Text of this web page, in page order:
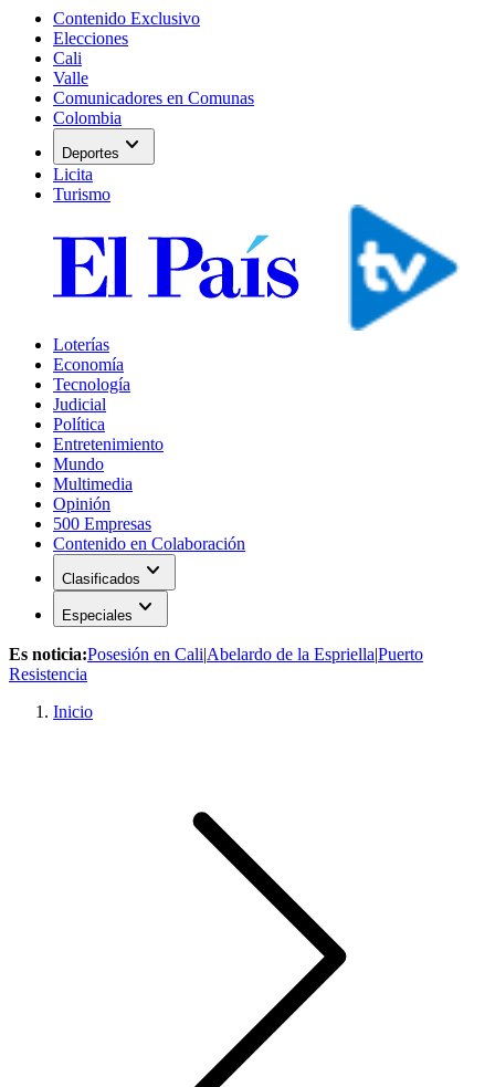
Contenido Exclusivo
Elecciones
Cali
Valle
Comunicadores en Comunas
Colombia
Deportes expand_more
Licita
Turismo
Loterías
Economía
Tecnología
Judicial
Política
Entretenimiento
Mundo
Multimedia
Opinión
500 Empresas
Contenido en Colaboración
Clasificados expand_more
Especiales expand_more
Es noticia:Posesión en Cali|Abelardo de la Espriella|Puerto
Resistencia
Inicio